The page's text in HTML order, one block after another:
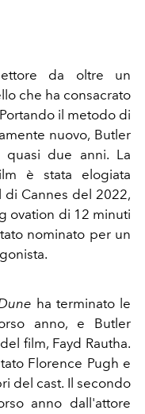
da oltre un
che ha consacrato
il metodo di
nuovo, Butler
due anni. La
è stata elogiata
di Cannes del 2022,
ovation di 12 minuti
nominato per un
ha terminato le
anno, e Butler
film, Fayd Rautha.
Florence Pugh e
del cast. Il secondo
anno dall'attore